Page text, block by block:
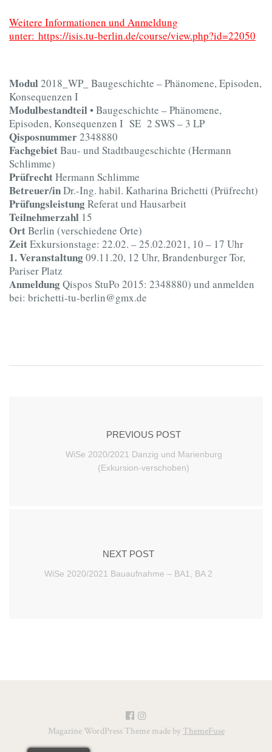
Weitere Informationen und Anmeldung
unter: https://isis.tu-berlin.de/course/view.php?id=22050
Modul2018_WP_ Baugeschichte – Phänomene, Episoden,
Konsequenzen I
Modulbestandteil• Baugeschichte – Phänomene,
Episoden, Konsequenzen I SE 2 SWS – 3 LP
Qisposnummer2348880
FachgebietBau- und Stadtbaugeschichte (Hermann
Schlimme)
PrüfrechtHermann Schlimme
Betreuer/inDr.-Ing. habil. Katharina Brichetti (Prüfrecht)
PrüfungsleistungReferat und Hausarbeit
Teilnehmerzahl 15
OrtBerlin (verschiedene Orte)
ZeitExkursionstage: 22.02. – 25.02.2021, 10 – 17 Uhr
1. Veranstaltung09.11.20, 12 Uhr, Brandenburger Tor,
Pariser Platz
AnmeldungQispos StuPo 2015: 2348880) und anmelden
bei: brichetti-tu-berlin@gmx.de
PREVIOUS POST
WiSe 2020/2021 Danzig und Marienburg
(Exkursion-verschoben)
NEXT POST
WiSe 2020/2021 Bauaufnahme – BA1, BA 2
Magazine WordPress Theme made by ThemeFuse